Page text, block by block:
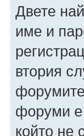
Двете
име и
втория
форуми е
който не